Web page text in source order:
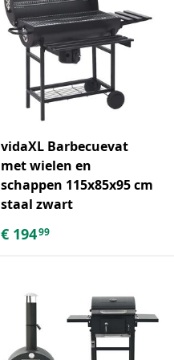
vidaXL Barbecuevat
met wielen en
schappen 115x85x95 cm
staal zwart
€ 19499